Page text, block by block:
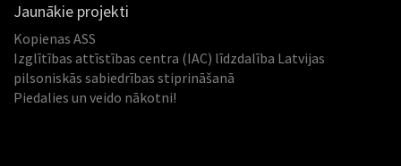
Jaunākie projekti
Kopienas ASS
Izglītības attīstības centra (IAC) līdzdalība Latvijas
pilsoniskās sabiedrības stiprināšanā
Piedalies un veido nākotni!